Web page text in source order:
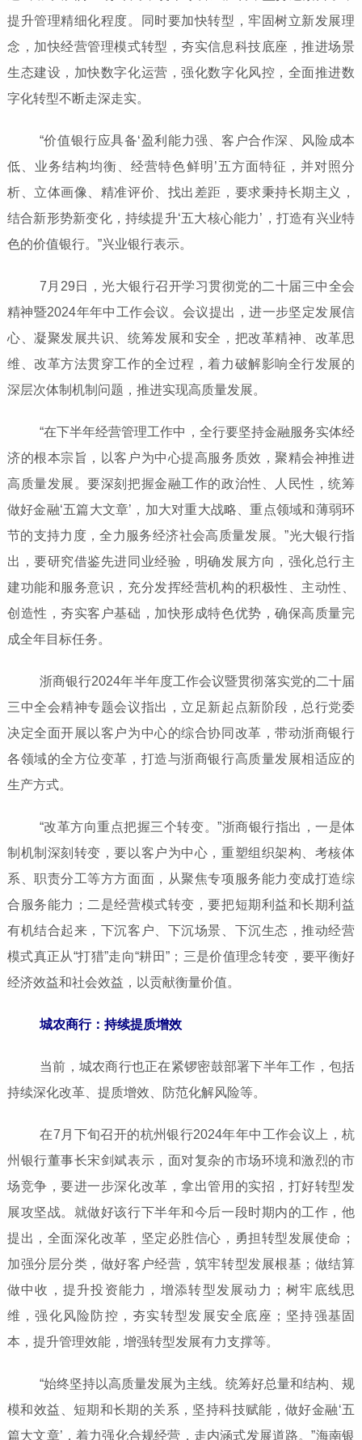
提升管理精细化程度。同时要加快转型，牢固树立新发展理
念，加快经营管理模式转型，夯实信息科技底座，推进场景
生态建设，加快数字化运营，强化数字化风控，全面推进数
字化转型不断走深走实。
“价值银行应具备‘盈利能力强、客户合作深、风险成本
低、业务结构均衡、经营特色鲜明’五方面特征，并对照分
析、立体画像、精准评价、找出差距，要求秉持长期主义，
结合新形势新变化，持续提升‘五大核心能力’，打造有兴业特
色的价值银行。”兴业银行表示。
7月29日，光大银行召开学习贯彻党的二十届三中全会
精神暨2024年年中工作会议。会议提出，进一步坚定发展信
心、凝聚发展共识、统筹发展和安全，把改革精神、改革思
维、改革方法贯穿工作的全过程，着力破解影响全行发展的
深层次体制机制问题，推进实现高质量发展。
“在下半年经营管理工作中，全行要坚持金融服务实体经
济的根本宗旨，以客户为中心提高服务质效，聚精会神推进
高质量发展。要深刻把握金融工作的政治性、人民性，统筹
做好金融‘五篇大文章’，加大对重大战略、重点领域和薄弱环
节的支持力度，全力服务经济社会高质量发展。”光大银行指
出，要研究借鉴先进同业经验，明确发展方向，强化总行主
建功能和服务意识，充分发挥经营机构的积极性、主动性、
创造性，夯实客户基础，加快形成特色优势，确保高质量完
成全年目标任务。
浙商银行2024年半年度工作会议暨贯彻落实党的二十届
三中全会精神专题会议指出，立足新起点新阶段，总行党委
决定全面开展以客户为中心的综合协同改革，带动浙商银行
各领域的全方位变革，打造与浙商银行高质量发展相适应的
生产方式。
“改革方向重点把握三个转变。”浙商银行指出，一是体
制机制深刻转变，要以客户为中心，重塑组织架构、考核体
系、职责分工等方方面面，从聚焦专项服务能力变成打造综
合服务能力；二是经营模式转变，要把短期利益和长期利益
有机结合起来，下沉客户、下沉场景、下沉生态，推动经营
模式真正从“打猎”走向“耕田”；三是价值理念转变，要平衡好
经济效益和社会效益，以贡献衡量价值。
城农商行：持续提质增效
当前，城农商行也正在紧锣密鼓部署下半年工作，包括
持续深化改革、提质增效、防范化解风险等。
在7月下旬召开的杭州银行2024年年中工作会议上，杭
州银行董事长宋剑斌表示，面对复杂的市场环境和激烈的市
场竞争，要进一步深化改革，拿出管用的实招，打好转型发
展攻坚战。就做好该行下半年和今后一段时期内的工作，他
提出，全面深化改革，坚定必胜信心，勇担转型发展使命；
加强分层分类，做好客户经营，筑牢转型发展根基；做结算
做中收，提升投资能力，增添转型发展动力；树牢底线思
维，强化风险防控，夯实转型发展安全底座；坚持强基固
本，提升管理效能，增强转型发展有力支撑等。
“始终坚持以高质量发展为主线。统筹好总量和结构、规
模和效益、短期和长期的关系，坚持科技赋能，做好金融‘五
篇大文章’，着力强化合规经营，走内涵式发展道路。”海南银